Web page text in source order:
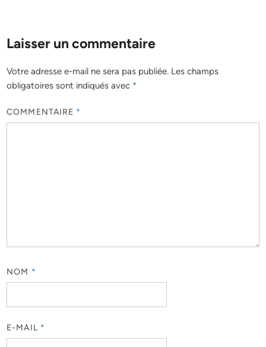
Laisser un commentaire
Votre adresse e-mail ne sera pas publiée. Les champs
obligatoires sont indiqués avec *
COMMENTAIRE *
NOM *
E-MAIL *